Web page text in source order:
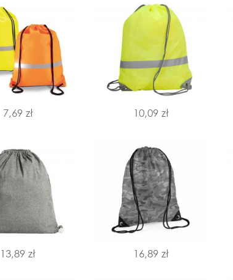
7,69 zł 10,09 zł
13,89 zł 16,89 zł